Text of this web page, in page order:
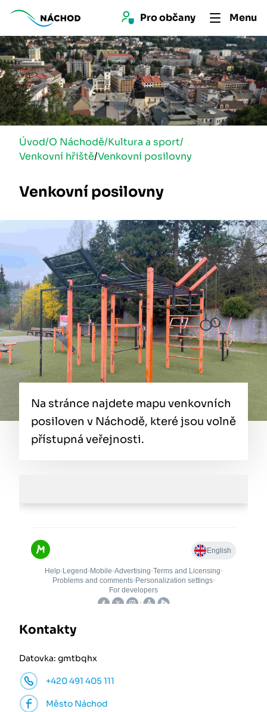
Pro občany Menu
Úvod/O Náchodě/Kultura a sport/
Venkovní hřiště/Venkovní posilovny
Venkovní posilovny
Na stránce najdete mapu venkovních
posiloven v Náchodě, které jsou volně
přístupná veřejnosti.
Kontakty
Datovka: gmtbqhx
+420 491 405 111
Město Náchod